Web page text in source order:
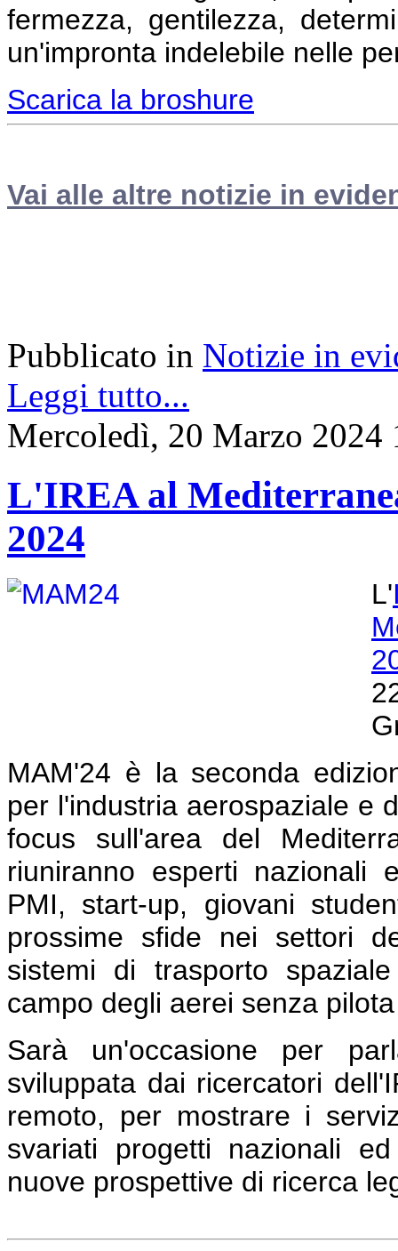
fermezza, gentilezza,
un'impronta indelebile nelle
Scarica la broshure
Vai alle altre notizie in
Pubblicato in Notizie in
Leggi tutto...
Mercoledì, 20 Marzo 2024
L'IREA al
2024
L'
MAM'24 è la seconda
per l'industria aerospaziale e
focus sull'area del
riuniranno esperti nazionali
PMI, start-up, giovani
prossime sfide nei settori
sistemi di trasporto
campo degli aerei senza
Sarà un'occasione per
sviluppata dai ricercatori
remoto, per mostrare i
svariati progetti nazionali
nuove prospettive di ricerca